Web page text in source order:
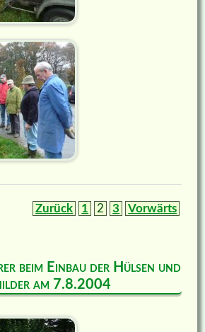
Zurück
1 2 3 Vorwärts
beim Einbau der Hülsen und
am 7.8.2004